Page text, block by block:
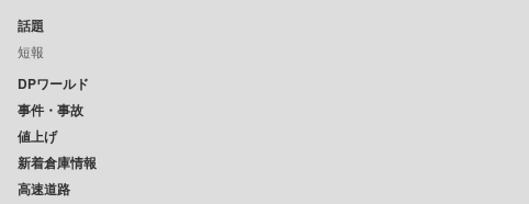
話題
短報
DPワールド
事件・事故
値上げ
新着倉庫情報
高速道路